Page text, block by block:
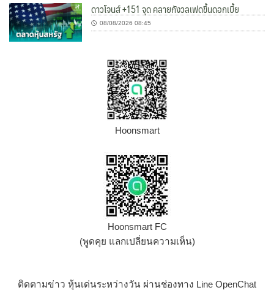
ดาวโจนส์ +151 จุด คลายกังวลเฟดขึ้นดอกเบี้ย
08/08/2026 08:45
Hoonsmart
Hoonsmart FC
(พูดคุย แลกเปลี่ยนความเห็น)
ติดตามข่าว หุ้นเด่นระหว่างวัน ผ่านช่องทาง Line OpenChat